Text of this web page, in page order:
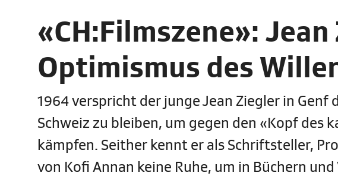
«CH:Filmszene»:
Optimismus des
1964 verspricht der junge Jean Ziegler in Genf
Schweiz zu bleiben, um gegen den «Kopf des
kämpfen. Seither kennt er als Schriftsteller,
von Kofi Annan keine Ruhe, um in Büchern